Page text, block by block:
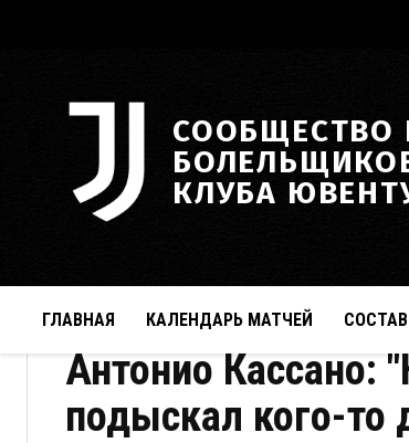
СООБЩЕСТВО
КЛУБА
ГЛАВНАЯ КАЛЕНДАРЬ МАТЧЕЙ
Антонио Кассано:
подыскал кого-то